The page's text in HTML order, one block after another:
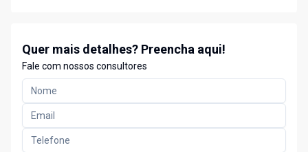
Quer mais detalhes? Preencha aqui!
Fale com nossos consultores